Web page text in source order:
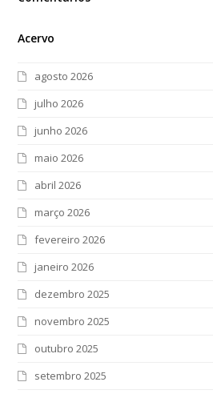
Acervo
agosto 2026
julho 2026
junho 2026
maio 2026
abril 2026
março 2026
fevereiro 2026
janeiro 2026
dezembro 2025
novembro 2025
outubro 2025
setembro 2025